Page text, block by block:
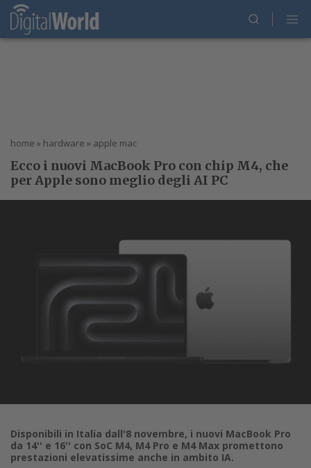
home » hardware » apple mac
Ecco i nuovi MacBook Pro con chip M4, che
per Apple sono meglio degli AI PC
Disponibili in Italia dall'8 novembre, i nuovi MacBook Pro
da 14'' e 16'' con SoC M4, M4 Pro e M4 Max promettono
prestazioni elevatissime anche in ambito IA.